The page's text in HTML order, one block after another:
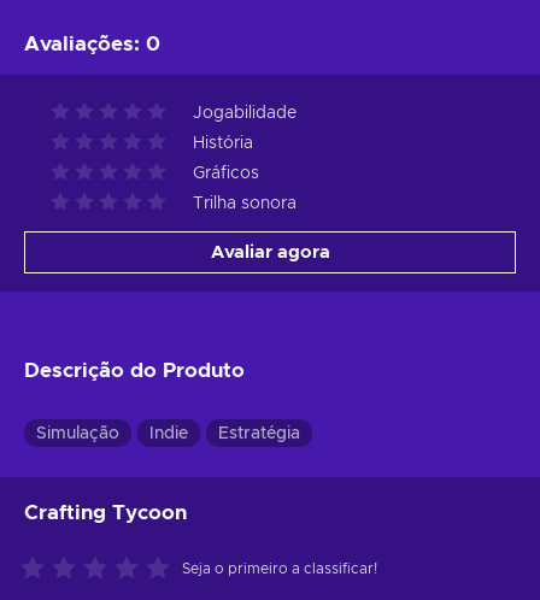
Avaliações: 0
Jogabilidade
História
Gráficos
Trilha sonora
Avaliar agora
Descrição do Produto
Simulação Indie Estratégia
Crafting Tycoon
Seja o primeiro a classificar!